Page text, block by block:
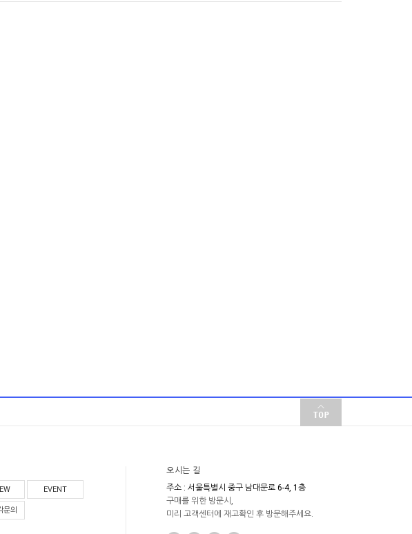
EVENT
문의
오시는 길
주소 : 서울특별시 중구 남대문로 6-4, 1층
구매를 위한 방문시,
미리 고객센터에 재고확인 후 방문해주세요.